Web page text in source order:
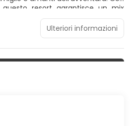
resort garantisce un mix
Con una straordinaria
per adulti e 12 pensati per
gioia ed euforia ad ogni
indimenticabile. Immergetevi in
Ulteriori informazioni